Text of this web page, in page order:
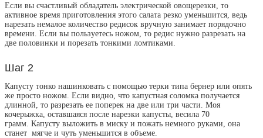
Если вы счастливый обладатель электрической овощерезки, то
активное время приготовления этого салата резко уменьшится, ведь
нарезать немалое количество редисок вручную занимает порядочно
времени. Если вы пользуетесь ножом, то редис нужно разрезать на
две половинки и порезать тонкими ломтиками.
Шаг 2
Капусту тонко нашинковать с помощью терки типа бернер или опять
же просто ножом. Если видно, что капустная соломка получается
длинной, то разрезать ее поперек на две или три части. Моя
кочерыжка, оставшаяся после нарезки капусты, весила 70
грамм. Капусту выложить в миску и пожать немного руками, она
станет мягче и чуть уменьшится в объеме.